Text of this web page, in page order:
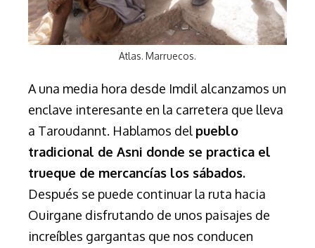
Atlas. Marruecos.
A una media hora desde Imdil alcanzamos un
enclave interesante en la carretera que lleva
a Taroudannt. Hablamos del pueblo
tradicional de Asni donde se practica el
trueque de mercancías los sábados.
Después se puede continuar la ruta hacia
Ouirgane disfrutando de unos paisajes de
increíbles gargantas que nos conducen